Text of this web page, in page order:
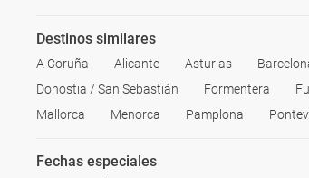
Destinos similares
A Coruña Alicante Asturias
Donostia / San Sebastián
Formentera
Mallorca
Menorca Pamplona
Fechas especiales